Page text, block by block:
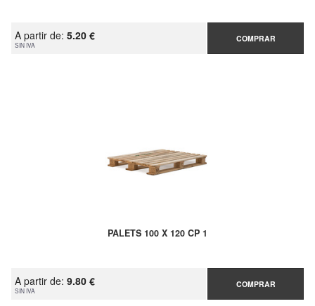
A partir de: 5.20 €
SIN IVA
COMPRAR
PALETS 100 X 120 CP 1
A partir de: 9.80 €
SIN IVA
COMPRAR